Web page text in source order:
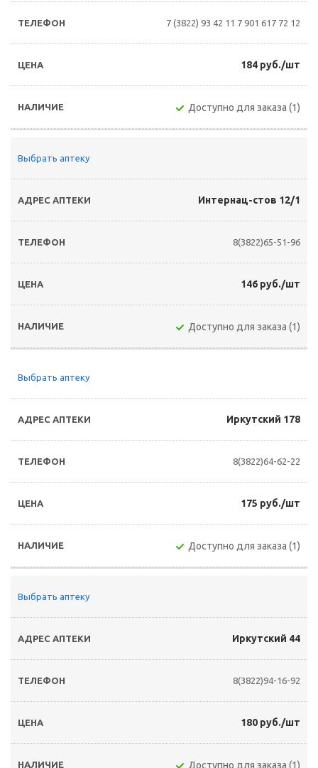
7 (3822) 93 42 11 7 901 617 72 12
184 руб./шт
Доступно для заказа (1)
Выбрать аптеку
Интернац-стов 12/1
8(3822)65-51-96
146 руб./шт
Доступно для заказа (1)
Выбрать аптеку
Иркутский 178
8(3822)64-62-22
175 руб./шт
Доступно для заказа (1)
Выбрать аптеку
Иркутский 44
8(3822)94-16-92
180 руб./шт
Доступно для заказа (1)